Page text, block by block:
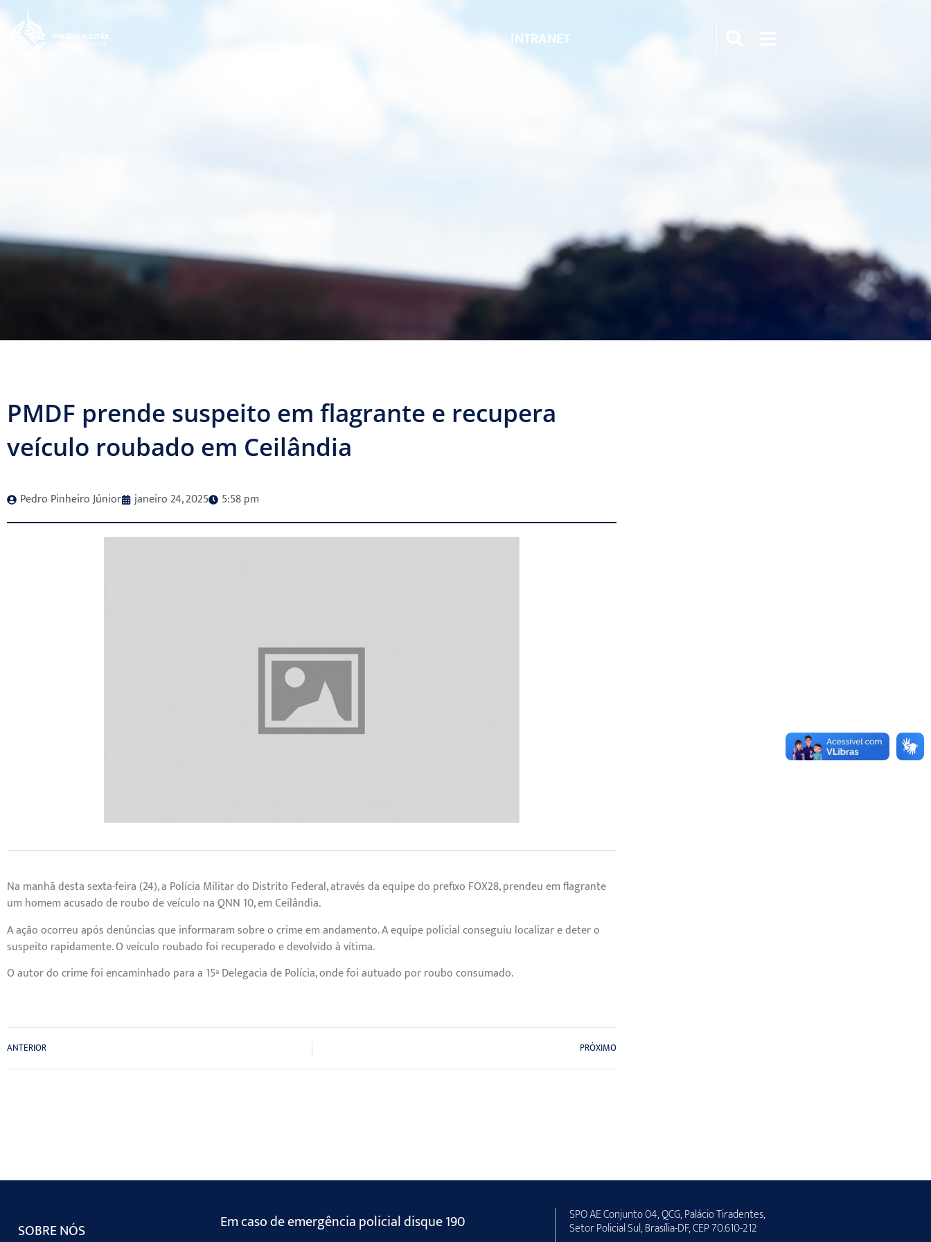
INTRANET
PMDF prende suspeito em flagrante e recupera
veículo roubado em Ceilândia
Pedro Pinheiro Júnior janeiro 24, 2025 5:58 pm
Na manhã desta sexta-feira (24), a Polícia Militar do Distrito Federal, através da equipe do prefixo FOX28, prendeu em flagrante
um homem acusado de roubo de veículo na QNN 10, em Ceilândia.
A ação ocorreu após denúncias que informaram sobre o crime em andamento. A equipe policial conseguiu localizar e deter o
suspeito rapidamente. O veículo roubado foi recuperado e devolvido à vítima.
O autor do crime foi encaminhado para a 15ª Delegacia de Polícia, onde foi autuado por roubo consumado.
ANTERIOR PRÓXIMO
SOBRE NÓS Em caso de emergência policial disque 190 SPO AE Conjunto 04, QCG, Palácio Tiradentes,
Setor Policial Sul, Brasília-DF, CEP 70.610-212